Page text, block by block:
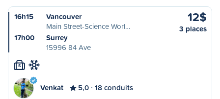
16h15
Vancouver
Main Street-Science Worl…
17h00
Surrey
15996 84 Ave
12$
3 places
S
Venkat 5,0 18 conduits